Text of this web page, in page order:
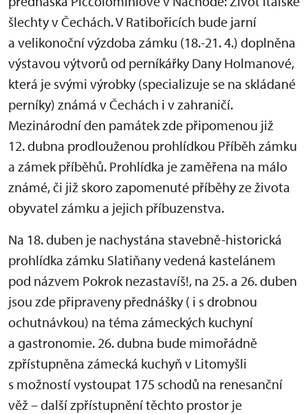
šlechty v Čechách. V Ratibořicích bude jarní
a velikonoční výzdoba zámku (18.-21. 4.) doplněna
výstavou výtvorů od perníkářky Dany Holmanové,
která je svými výrobky (specializuje se na skládané
perníky) známá v Čechách i v zahraničí.
Mezinárodní den památek zde připomenou již
12. dubna prodlouženou prohlídkou Příběh zámku
a zámek příběhů. Prohlídka je zaměřena na málo
známé, či již skoro zapomenuté příběhy ze života
obyvatel zámku a jejich příbuzenstva.
Na 18. duben je nachystána stavebně-historická
prohlídka zámku Slatiňany vedená kastelánem
pod názvem Pokrok nezastavíš!, na 25. a 26. duben
jsou zde připraveny přednášky ( i s drobnou
ochutnávkou) na téma zámeckých kuchyní
a gastronomie. 26. dubna bude mimořádně
zpřístupněna zámecká kuchyň v Litomyšli
s možností vystoupat 175 schodů na renesanční
věž – další zpřístupnění těchto prostor je